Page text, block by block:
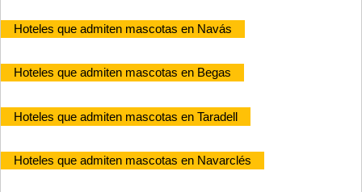
Hoteles que admiten mascotas en Navás
Hoteles que admiten mascotas en Begas
Hoteles que admiten mascotas en Taradell
Hoteles que admiten mascotas en Navarclés